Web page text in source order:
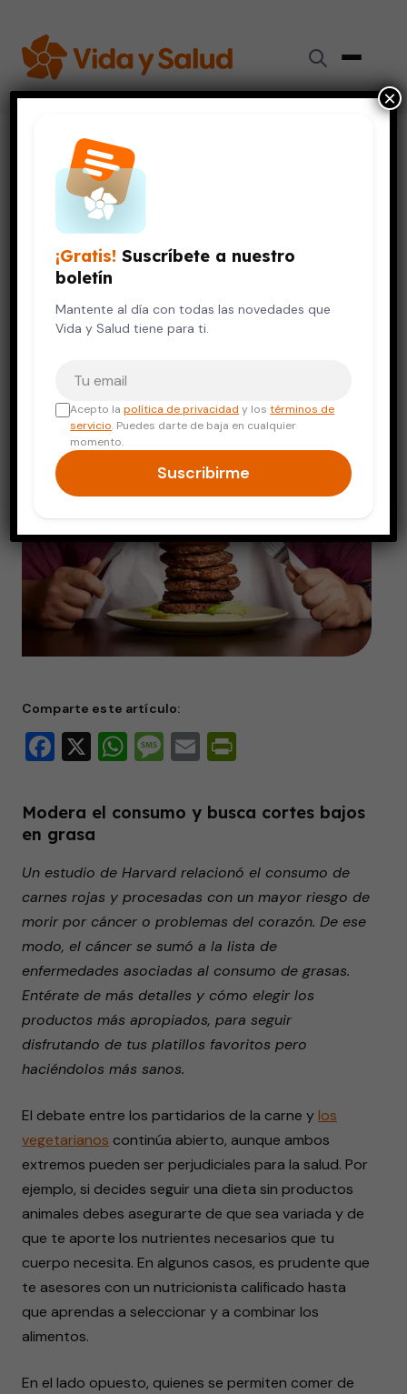
Digestión y Nutrición
Come menos carne roja para mantener tu salud
DIGESTIÓN Y NUTRICIÓN
Come menos carne roja para
mantener tu salud
4 de abril, 2016 4 min de lectura
Comparte este artículo:
Facebook
X WhatsApp
Message
Email
Modera el consumo y busca cortes bajos
en grasa
Un estudio de Harvard relacionó el consumo de
carnes rojas y procesadas con un mayor riesgo de
morir por cáncer o problemas del corazón. De ese
modo, el cáncer se sumó a la lista de
enfermedades asociadas al consumo de grasas.
Entérate de más detalles y cómo elegir los
productos más apropiados, para seguir
disfrutando de tus platillos favoritos pero
haciéndolos más sanos.
El debate entre los partidarios de la carne ylos
vegetarianos continúa abierto, aunque ambos
extremos pueden ser perjudiciales para la salud. Por
ejemplo, si decides seguir una dieta sin productos
animales debes asegurarte de que sea variada y de
que te aporte los nutrientes necesarios que tu
cuerpo necesita. En algunos casos, es prudente que
te asesores con un nutricionista calificado hasta
que aprendas a seleccionar y a combinar los
alimentos.
En el lado opuesto, quienes se permiten comer de
¡Gratis! Suscríbete a nuestro
boletín
Mantente al día con todas las novedades que
Vida y Salud tiene para ti.
Acepto lapolítica de privacidad y lostérminos de
servicio. Puedes darte de baja en cualquier
momento.
Suscribirme
×